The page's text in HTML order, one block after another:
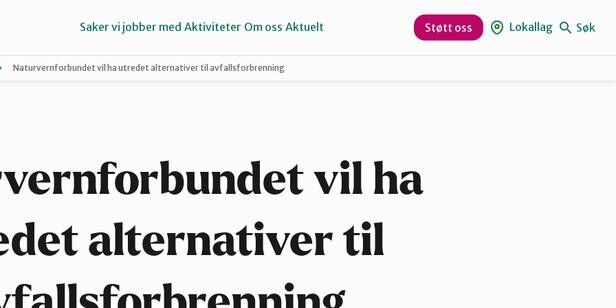
Ørsta og Volda Rauma
Saker vi jobber med Aktiviteter Om oss Aktuelt Støtt oss Lokallag Søk
Naturvernforbundet vil ha utredet alternativer til avfallsforbrenning
vil ha
alternativer til